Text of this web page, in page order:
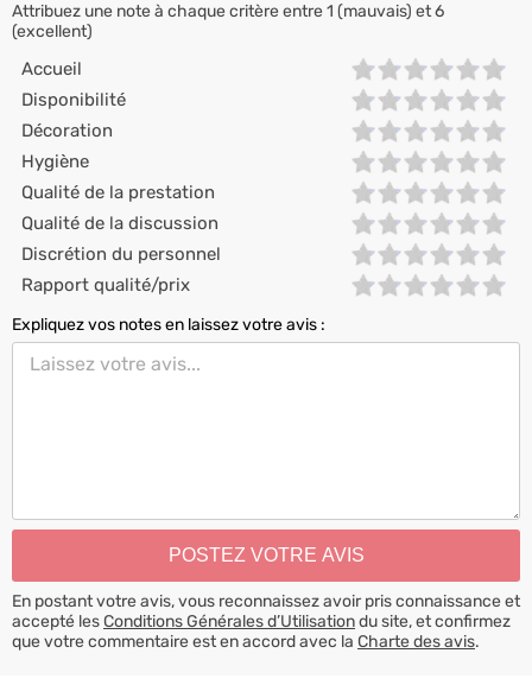
Attribuez une note à chaque critère entre 1 (mauvais) et 6
(excellent)
Accueil
Disponibilité
Décoration
Hygiène
Qualité de la prestation
Qualité de la discussion
Discrétion du personnel
Rapport qualité/prix
Expliquez vos notes en laissez votre avis :
En postant votre avis, vous reconnaissez avoir pris connaissance et
accepté lesConditions Générales d’Utilisationdu site, et confirmez
que votre commentaire est en accord avec la Charte des avis.